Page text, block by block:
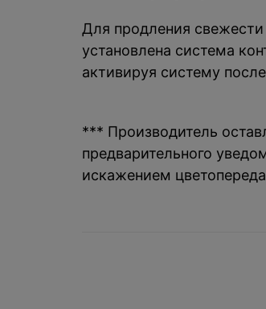
Для продления
установлена система
активируя систему
*** Производитель
предварительного
искажением